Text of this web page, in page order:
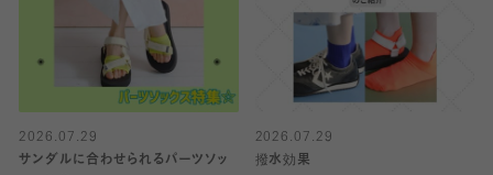
2026.07.29
サンダルに合わせられるパーツソッ
2026.07.29
撥水効果